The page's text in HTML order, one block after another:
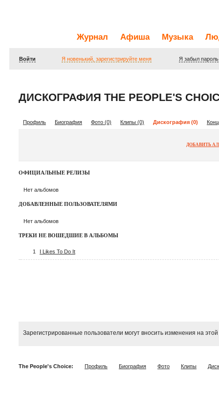
Журнал Афиша Музыка
Войти Я новенький, зарегистрируйте меня Я забыл пароль
ДИСКОГРАФИЯ THE PEOPLE'S
Профиль Биография Фото (0) Клипы (0) Дискография (0)
ДОБАВИТЬ
ОФИЦИАЛЬНЫЕ РЕЛИЗЫ
Нет альбомов
ДОБАВЛЕННЫЕ ПОЛЬЗОВАТЕЛЯМИ
Нет альбомов
ТРЕКИ НЕ ВОШЕДШИЕ В АЛЬБОМЫ
1 I Likes To Do It
Зарегистрированные пользователи могут вносить изменения на
The People's Choice: Профиль Биография Фото Клипы